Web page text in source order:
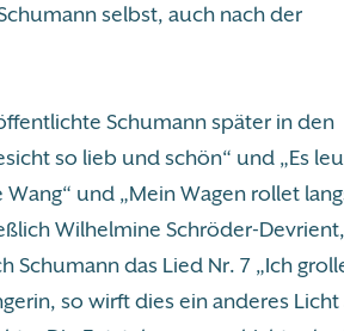
selbst, auch nach der
Schumann später in den
so lieb und schön“ und „Es
und „Mein Wagen rollet
Wilhelmine Schröder-
Schumann das Lied Nr. 7 „Ich
so wirft dies ein anderes